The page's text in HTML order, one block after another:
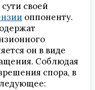
своей
оппоненту.
он в виде
Соблюдая
спора, в